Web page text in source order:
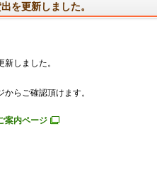
を更新しました。
しました。
らご確認頂けます。
案内ページ